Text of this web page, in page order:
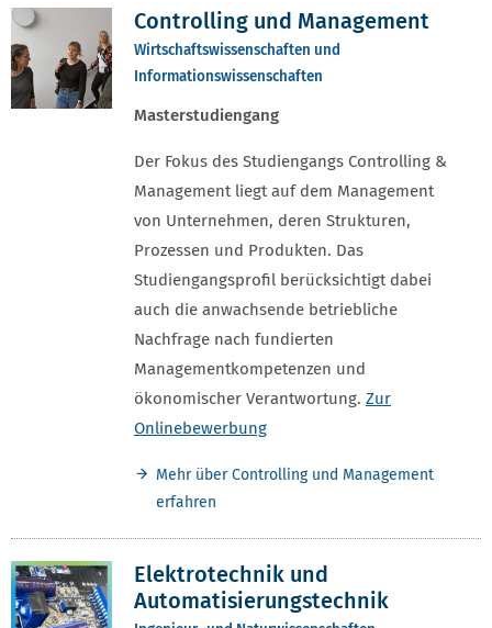
Controlling und Management
Wirtschaftswissenschaften und
Informationswissenschaften
Masterstudiengang
Der Fokus des Studiengangs Controlling &
Management liegt auf dem Management
von Unternehmen, deren Strukturen,
Prozessen und Produkten. Das
Studiengangsprofil berücksichtigt dabei
auch die anwachsende betriebliche
Nachfrage nach fundierten
Managementkompetenzen und
ökonomischer Verantwortung. Zur
Onlinebewerbung
Mehr über Controlling und Management
erfahren
Elektrotechnik und
Automatisierungstechnik